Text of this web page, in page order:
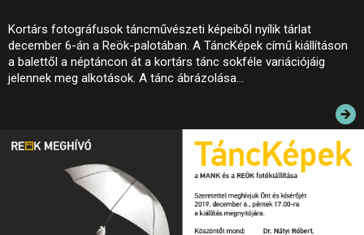
AZ ÉPÜLET
INFORMÁCIÓK
ELÉRHETŐSÉG
PALOTASÉTÁK ÉS VEZETÉSEK
KÖZÉRDEKŰ ADATOK
Kortárs fotográfusok táncművészeti képeiből nyílik tárlat
december 6-án a Reök-palotában. A TáncKépek című kiállításon
a balettől a néptáncon át a kortárs tánc sokféle variációjáig
jelennek meg alkotások. A tánc ábrázolása…